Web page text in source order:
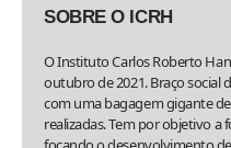
SOBRE O ICRH
O Instituto Carlos Roberto
outubro de 2021. Braço social
com uma bagagem gigante
realizadas. Tem por objetivo